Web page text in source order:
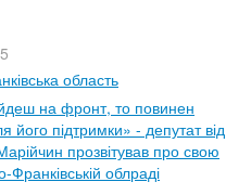
область
на фронт, то повинен
його підтримки» - депутат від
прозвітував про свою
Франківській облраді